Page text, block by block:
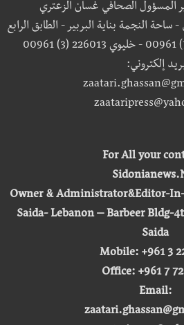
المسؤول الصحافي غسان الزعتري
النجمة بناية البربير - الطابق الرابع
إلكتروني:
For All your
Owner & Administrator&Editor-
Saida- Lebanon – Barbeer Bldg-
Saida
Mobile: +961 3
Office: +961 7
Email: